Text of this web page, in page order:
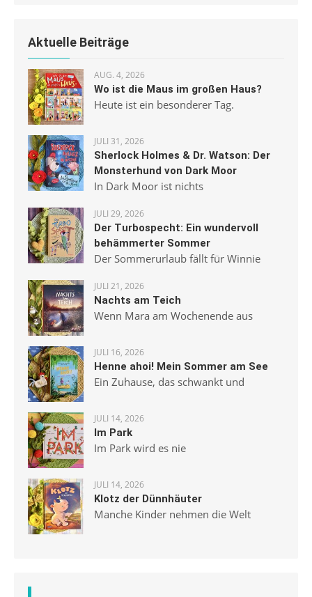
Aktuelle Beiträge
AUG. 4, 2026
Wo ist die Maus im großen Haus?
Heute ist ein besonderer Tag.
JULI 31, 2026
Sherlock Holmes & Dr. Watson: Der
Monsterhund von Dark Moor
In Dark Moor ist nichts
JULI 29, 2026
Der Turbospecht: Ein wundervoll
behämmerter Sommer
Der Sommerurlaub fällt für Winnie
JULI 21, 2026
Nachts am Teich
Wenn Mara am Wochenende aus
JULI 16, 2026
Henne ahoi! Mein Sommer am See
Ein Zuhause, das schwankt und
JULI 14, 2026
Im Park
Im Park wird es nie
JULI 14, 2026
Klotz der Dünnhäuter
Manche Kinder nehmen die Welt